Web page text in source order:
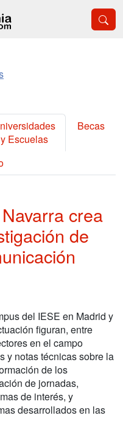
y Escuelas
Becas
crea
de
del IESE en Madrid y
figuran, entre
en el campo
y notas técnicas sobre la
de los
de jornadas,
de interés, y
desarrollados en las